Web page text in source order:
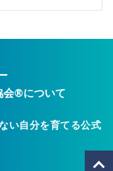
会®︎について
い自分を育てる公式